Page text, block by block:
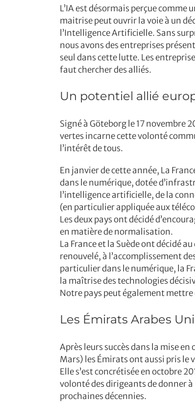
L’IA est désormais perçue
maitrise peut ouvrir la voie à un
l’Intelligence Artificielle. Sans
nous avons des entreprises
seul dans cette lutte. Les
faut chercher des alliés.
Un potentiel allié
Signé à Göteborg le 17 novembre
vertes incarne cette volonté
l’intérêt de tous.
En janvier de cette année, La
dans le numérique, dotée
l’intelligence artificielle, de la
(en particulier appliquée aux
Les deux pays ont décidé
en matière de normalisation.
La France et la Suède ont décidé
renouvelé, à l’accomplissement
particulier dans le numérique, la
la maîtrise des technologies
Notre pays peut également
Les Émirats Arabes
Après leurs succès dans la mise
Mars) les Émirats ont aussi pris le
Elle s’est concrétisée en octobre
volonté des dirigeants de donner
prochaines décennies.